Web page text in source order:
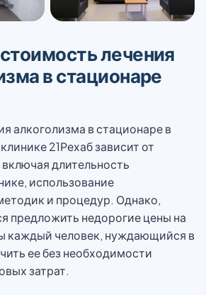
лечения
в стационаре
алкоголизма в стационаре в
21Рехаб зависит от
длительность
использование
и процедур. Однако,
предложить недорогие цены на
каждый человек, нуждающийся в
ее без необходимости
затрат.